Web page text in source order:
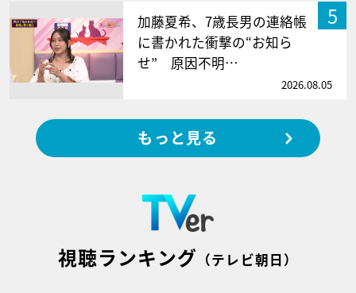
5
加藤夏希、7歳長男の連絡帳
に書かれた衝撃の“お知ら
せ” 原因不明…
2026.08.05
もっと見る
視聴ランキング （テレビ朝日）